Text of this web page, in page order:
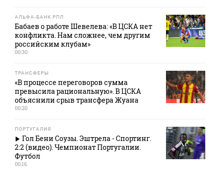
АЛЬФА-БАНК РПЛ
Бабаев о работе Шевелева: «В ЦСКА нет
конфликта. Нам сложнее, чем другим
российским клубам»
00:30
ТРАНСФЕРЫ
«В процессе переговоров сумма
превысила рациональную». В ЦСКА
объяснили срыв трансфера Жуана
00:20
ПОРТУГАЛИЯ
Гол Бени Соузы. Эштрела - Спортинг.
2:2 (видео). Чемпионат Португалии.
Футбол
00:16